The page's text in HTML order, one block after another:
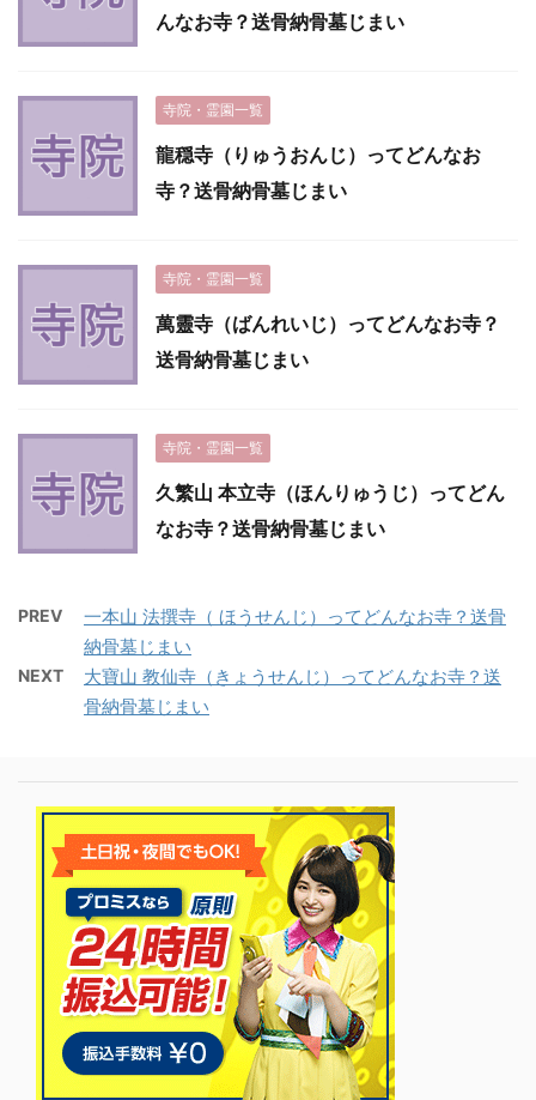
んなお寺？送骨納骨墓じまい
寺院・霊園一覧
龍穏寺（りゅうおんじ）ってどんなお
寺？送骨納骨墓じまい
寺院・霊園一覧
萬靈寺（ばんれいじ）ってどんなお寺？
送骨納骨墓じまい
寺院・霊園一覧
久繁山 本立寺（ほんりゅうじ）ってどん
なお寺？送骨納骨墓じまい
PREV
一本山 法撰寺（ ほうせんじ）ってどんなお寺？送骨
納骨墓じまい
NEXT
大寶山 教仙寺（きょうせんじ）ってどんなお寺？送
骨納骨墓じまい